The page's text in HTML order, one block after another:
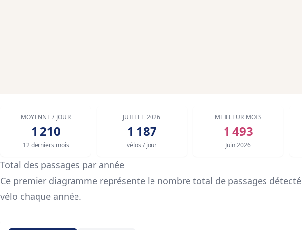
MOYENNE / JOUR
1 210
12 derniers mois
JUILLET 2026
1 187
vélos / jour
MEILLEUR MOIS
1 493
Juin 2026
Total des passages par année
Ce premier diagramme représente le nombre total de passages
vélo chaque année.